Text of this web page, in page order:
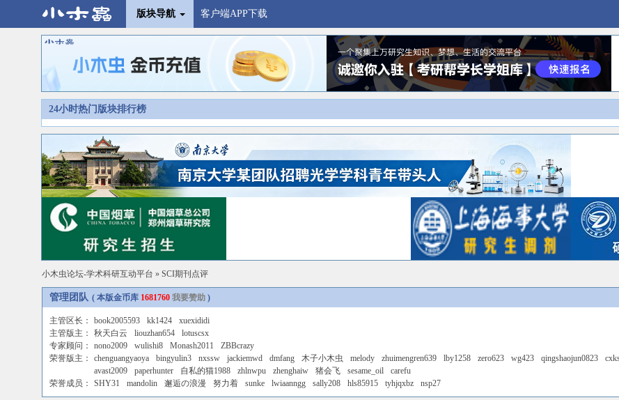
版块导航 客户端APP下载
24小时热门版块排行榜
小木虫论坛-学术科研互动平台 » SCI期刊点评
管理团队 ( 本版金币库 1681760 我要赞助)
主管区长： book2005593 kk1424
xuexididi
主管版主：
秋天白云 liouzhan654
lotuscsx
专家顾问：
nono2009 wulishi8 Monash2011
ZBBcrazy
荣誉版主：
chenguangyaoya bingyulin3 nxssw jackiemwd dmfang 木子小木虫 melody zhuimengren639 lby1258 zero623 wg423 qingshaojun0823
avast2009
paperhunter 自私的猫1988 zhlnwpu zhenghaiw 猪会飞 sesame_oil
carefu
荣誉成员：
SHY31 mandolin 邂逅の浪漫 努力着 sunke lwiaanngg sally208 hls85915 tyhjqxbz nsp27